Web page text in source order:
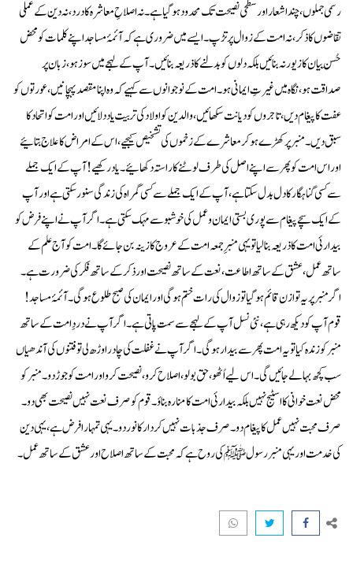
رسمی جملوں، چند اشعار اور سطحی نصیحت تک محدود ہوگیا ہے۔ نہ اصلاحِ معاشرہ کا درد، نہ دین کے عملی
تقاضوں کا ذکر، نہ امت کے زوال پر تڑپ۔ ایسے میں ضروری ہے کہ آئمۂ مساجد اپنے کلمات کو محض
حُسنِ بیان کا زیور نہ بنائیں بلکہ دلوں کو بدلنے کا ذریعہ بنائیں۔ آپ کے لہجے میں سوز ہو، زبان پر
صداقت ہو، نگاہ میں غیرتِ ایمانی ہو۔ امت کے نوجوانوں سے کہیے کہ وہ اپنا مقصد پہچانیں، عورتوں کو
عفت کا پیغام دیں، تاجروں کو دیانت سکھائیں، والدین کو اولاد کی تربیت یاد دلائیں اور امت کو اتحاد کا
سبق دیں۔ منبر پر کھڑے ہوکر معاشرے کے زخموں کی تشخیص کیجیے، اس کے امراض کا علاج بتائیے
اور اس امت کو پھر سے اپنے اصل کی طرف لوٹنے کا راستہ دکھائیے۔ یاد رکھیے! آپ کے ایک جملے
سے کسی گناہگار کا دل بدل سکتا ہے، آپ کے ایک جملے سے کسی گمراہ کی زندگی سنور سکتی ہے اور آپ
کے ایک سچے پیغام سے پوری بستی ایمان و عمل کی خوشبو سے مہک سکتی ہے۔ اگر آپ نے اپنے فرض کو
بیدارئی امت کا ذریعہ بنا لیا تو یہی منبرِ جمعہ امت کے عروج کا زینہ بن جائے گا۔ امت کو آج علم کے
ساتھ عمل، عشق کے ساتھ اطاعت، نعت کے ساتھ نصیحت اور ذکر کے ساتھ فکر کی ضرورت ہے۔
اگر منبر پر یہ توازن قائم ہوگیا تو زوال کی رات ختم ہوگی اور ایمان کی صبح طلوع ہوگی۔ آئمۂ مساجد !
قوم آپ کو دیکھ رہی ہے، نئی نسل آپ کے لہجے سے سمت پاتی ہے۔ اگر آپ نے دردِ امت کے ساتھ
منبر کو زندہ کیا تو یہ امت پھر سے بیدار ہوگی۔ اگر آپ نے غفلت کی چادر اوڑھ لی تو فتنوں کی آندھیاں
سب کچھ بہالے جائیں گی۔ اس لیے اُٹھو، حق بولو، اصلاح کرو، نصیحت کرو اور امت کو جوڑ دو۔ منبر کو
محض نعت خوانی کا اسٹیج نہیں بلکہ بیدارئی امت کا منارہ بناؤ۔ قوم کو صرف نعت نہیں نصیحت بھی دو۔
صرف محبت نہیں عمل کا پیغام دو۔ صرف جذبات نہیں کردار کا نور دو۔ یہی تمہارا فرض ہے ، یہی دین
کی خدمت اور یہی منبر رسول ﷺ کی روح ہے کہ محبت کے ساتھ اصلاح اور عشق کے ساتھ عمل۔